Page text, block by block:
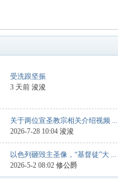
受洗跟坚振
3 天前 浚浚
关于两位宣圣教宗相关介绍视频 ...
2026-7-28 10:04 浚浚
以色列砸毁主圣像，“基督徒”大 ...
2026-5-2 08:02 修公爵